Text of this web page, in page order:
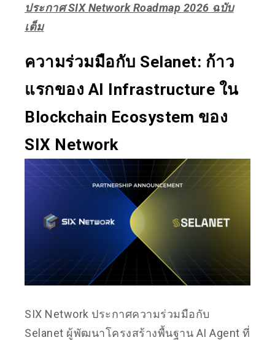
ประกาศ SIX Network Roadmap 2026 ฉบับ
เต็ม
ความร่วมมือกับ Selanet: ก้าว
แรกของ AI Infrastructure ใน
Blockchain Ecosystem ของ
SIX Network
SIX Network ประกาศความร่วมมือกับ
Selanet ผู้พัฒนาโครงสร้างพื้นฐาน AI Agent ที่